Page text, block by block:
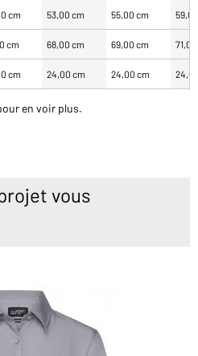
cm 53,00 cm 55,00 cm
cm 68,00 cm 69,00 cm
cm 24,00 cm 24,00 cm
en voir plus.
vous